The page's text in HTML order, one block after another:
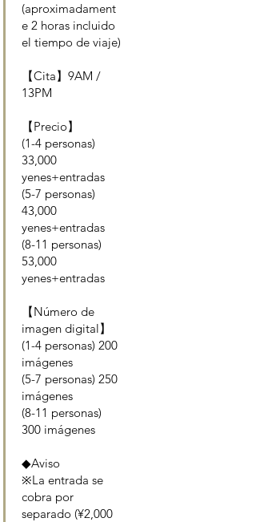
(aproximadament
e 2 horas incluido
el tiempo de viaje)
【Cita】9AM /
13PM
【Precio】
(1-4 personas)
33,000
yenes+entradas
(5-7 personas)
43,000
yenes+entradas
(8-11 personas)
53,000
yenes+entradas
【Número de
imagen digital】
(1-4 personas) 200
imágenes
(5-7 personas) 250
imágenes
(8-11 personas)
300 imágenes
◆Aviso
※La entrada se
cobra por
separado (¥2,000